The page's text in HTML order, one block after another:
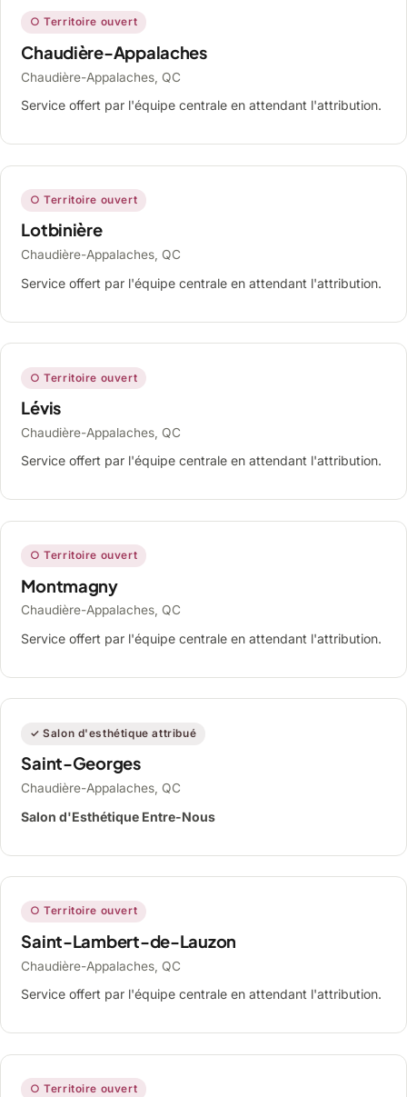
○ Territoire ouvert
Chaudière-Appalaches
Chaudière-Appalaches, QC
Service offert par l'équipe centrale en attendant l'attribution.
○ Territoire ouvert
Lotbinière
Chaudière-Appalaches, QC
Service offert par l'équipe centrale en attendant l'attribution.
○ Territoire ouvert
Lévis
Chaudière-Appalaches, QC
Service offert par l'équipe centrale en attendant l'attribution.
○ Territoire ouvert
Montmagny
Chaudière-Appalaches, QC
Service offert par l'équipe centrale en attendant l'attribution.
✓ Salon d'esthétique attribué
Saint-Georges
Chaudière-Appalaches, QC
Salon d'Esthétique Entre-Nous
○ Territoire ouvert
Saint-Lambert-de-Lauzon
Chaudière-Appalaches, QC
Service offert par l'équipe centrale en attendant l'attribution.
○ Territoire ouvert